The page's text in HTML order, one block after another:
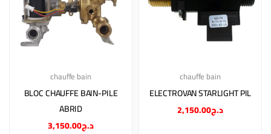
chauffe bain
BLOC CHAUFFE BAIN-PILE
ABRID
د.ج3,150.00
chauffe bain
ELECTROVAN STARLIGHT PIL
د.ج2,150.00